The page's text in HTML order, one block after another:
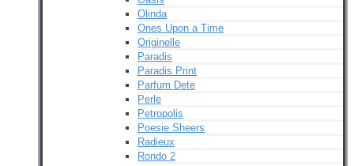
Olinda
Ones Upon a Time
Originelle
Paradis
Paradis Print
Parfum Dete
Perle
Petropolis
Poesie Sheers
Radieux
Rondo 2